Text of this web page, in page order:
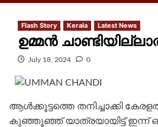
Flash Story Kerala Latest News
ഉമ്മൻ
July 18, 2024 0
ആൾക്കൂട്ടത്തെ തനിച്ചാക്കി
കുഞ്ഞൂഞ്ഞ് യാത്രയായിട്ട് ഇന്ന്